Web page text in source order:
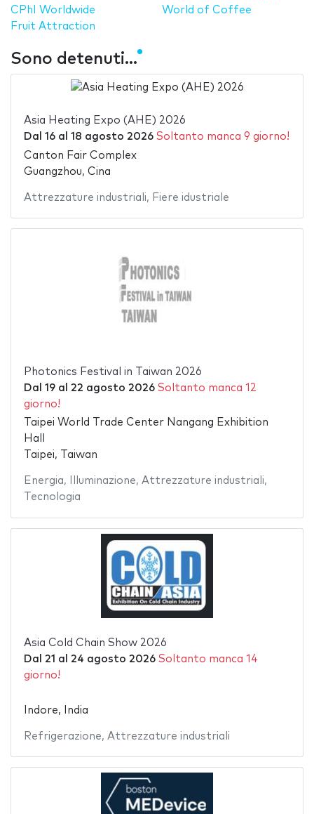
CPhI Worldwide
Fruit Attraction
World of Coffee
Sono detenuti...
Asia Heating Expo (AHE) 2026
Dal 16al 18 agosto 2026 Soltanto manca 9 giorno!
Canton Fair Complex
Guangzhou, Cina
Attrezzature industriali, Fiere idustriale
Photonics Festival in Taiwan 2026
Dal 19al 22 agosto 2026 Soltanto manca 12
giorno!
Taipei World Trade Center Nangang Exhibition
Hall
Taipei, Taiwan
Energia, Illuminazione, Attrezzature industriali,
Tecnologia
Asia Cold Chain Show 2026
Dal 21 al 24 agosto 2026 Soltanto manca 14
giorno!
Indore, India
Refrigerazione, Attrezzature industriali